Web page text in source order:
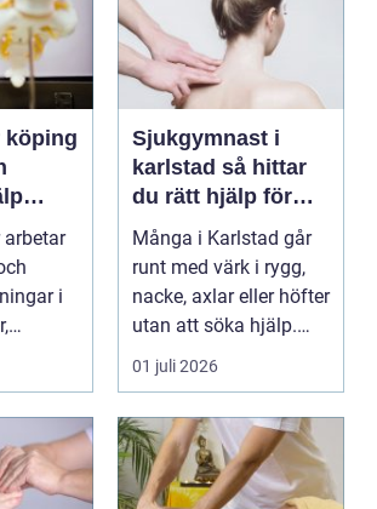
köping
arbetar
i
Sjukgymnast i
karlstad så hittar
du rätt hjälp för
kroppen
Många i Karlstad går
runt med värk i rygg,
nacke, axlar eller höfter
utan att söka hjälp.
Andra har ...
01 juli 2026